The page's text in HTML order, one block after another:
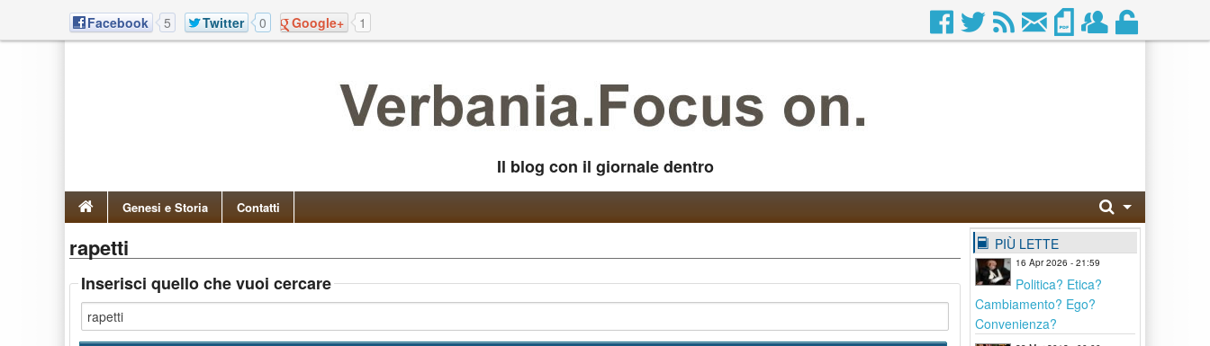
Facebook 5 Twitter 0 Google+ 1
Il blog con il giornale dentro
Genesi e Storia Contatti
rapetti
Inserisci quello che vuoi cercare
PIÙ LETTE
16 Apr 2026 - 21:59
Politica? Etica?
Cambiamento? Ego?
Convenienza?